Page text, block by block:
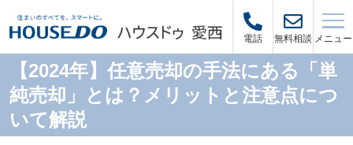
電話 無料相談 メニュー
【2024年】任意売却の手法にある「単
純売却」とは？メリットと注意点につ
いて解説